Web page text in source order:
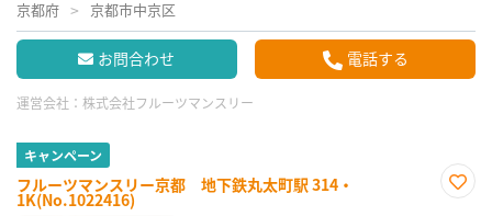
京都府 京都市中京区
お問合わせ 電話する
運営会社： 株式会社フルーツマンスリー
キャンペーン
フルーツマンスリー京都 地下鉄丸太町駅 314・
1K(No.1022416)